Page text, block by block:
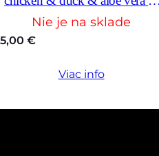
gingseng 10 kg
Nie je na sklade
€
Viac info